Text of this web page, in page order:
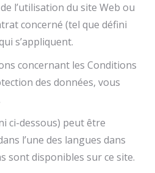
l’utilisation du site Web ou
concerné (tel que défini
s’appliquent.
concernant les Conditions
des données, vous
ci-dessous) peut être
l’une des langues dans
sont disponibles sur ce site.